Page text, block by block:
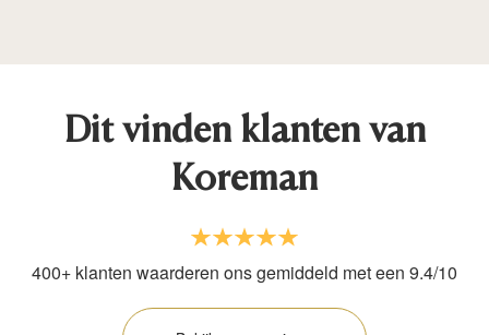
Dit vinden klanten van
Koreman
400+ klanten waarderen ons gemiddeld met een 9.4/10